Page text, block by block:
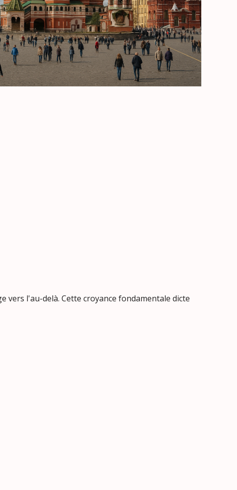
vers l'au-delà. Cette croyance fondamentale dicte